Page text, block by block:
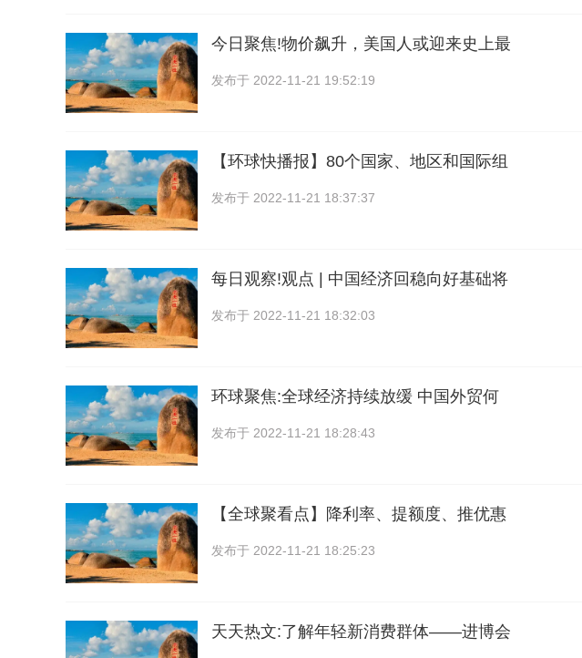
今日聚焦!物价飙升，美国人或迎来史上最
发布于 2022-11-21 19:52:19
【环球快播报】80个国家、地区和国际组
发布于 2022-11-21 18:37:37
每日观察!观点 | 中国经济回稳向好基础将
发布于 2022-11-21 18:32:03
环球聚焦:全球经济持续放缓 中国外贸何
发布于 2022-11-21 18:28:43
【全球聚看点】降利率、提额度、推优惠
发布于 2022-11-21 18:25:23
天天热文:了解年轻新消费群体——进博会